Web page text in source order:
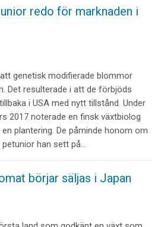
redo för marknaden i
genetisk modifierade blommor
Det resulterade i att de förbjöds
i USA med nytt tillstånd. Under
2017 noterade en finsk växtbiolog
plantering. De påminde honom om
han sett på…
börjar säljas i Japan